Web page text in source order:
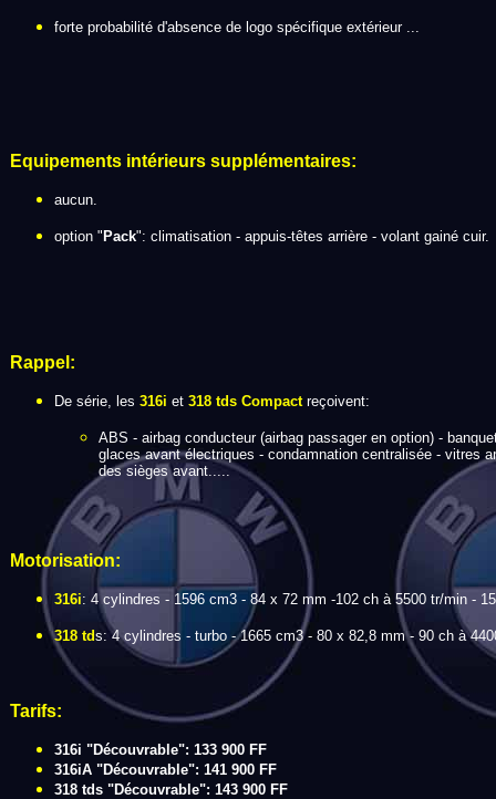
forte probabilité d'absence de logo spécifique extérieur ...
Equipements intérieurs supplémentaires:
aucun.
option " Pack": climatisation - appuis-têtes arrière - volant gainé cuir.
Rappel:
De série, les 316i et 318 tds Compactreçoivent:
ABS - airbag conducteur (airbag passager en option) -
glaces avant électriques - condamnation centralisée - vitres
des sièges avant.....
Motorisation:
316i: 4 cylindres - 1596 cm3 - 84 x 72 mm -102 ch à 5500 tr/min -
318 tds: 4 cylindres - turbo - 1665 cm3 - 80 x 82,8 mm - 90 ch à
Tarifs:
316i "Découvrable": 133 900 FF
316iA "Découvrable": 141 900 FF
318 tds "Découvrable": 143 900 FF